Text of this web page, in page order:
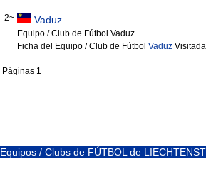
2~ Vaduz
Equipo / Club de Fútbol Vaduz
Ficha del Equipo / Club de Fútbol Vaduz
Páginas 1
Equipos / Clubs de FÚTBOL de